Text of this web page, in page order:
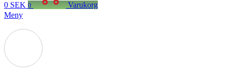
0 SEK 0
Varukorg
Meny